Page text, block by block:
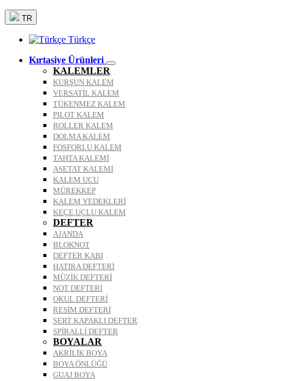
TR
Türkçe
Kırtasiye Ürünleri
KALEMLER
KURŞUN KALEM
VERSATİL KALEM
TÜKENMEZ KALEM
PILOT KALEM
ROLLER KALEM
DOLMA KALEM
FOSFORLU KALEM
TAHTA KALEMİ
ASETAT KALEMİ
KALEM UCU
MÜREKKEP
KALEM YEDEKLERİ
KEÇE UÇLU KALEM
DEFTER
AJANDA
BLOKNOT
DEFTER KABI
HATIRA DEFTERİ
MÜZİK DEFTERİ
NOT DEFTERİ
OKUL DEFTERİ
RESİM DEFTERİ
SERT KAPAKLI DEFTER
SPİRALLİ DEFTER
BOYALAR
AKRİLİK BOYA
BOYA ÖNLÜĞÜ
GUAJ BOYA